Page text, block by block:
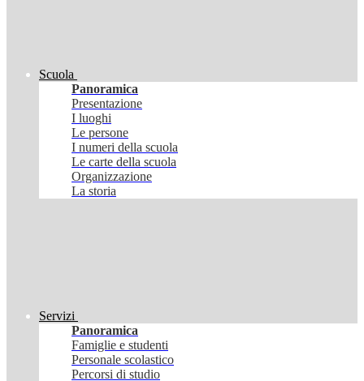
Scuola
Panoramica
Presentazione
I luoghi
Le persone
I numeri della scuola
Le carte della scuola
Organizzazione
La storia
Servizi
Panoramica
Famiglie e studenti
Personale scolastico
Percorsi di studio